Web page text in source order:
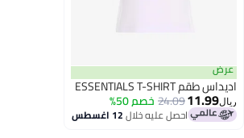
عرض
اديداس طقم ESSENTIALS T-SHIRT
ريال11.99
24.09خصم 50%
احصل عليه خلال12 اغسطس